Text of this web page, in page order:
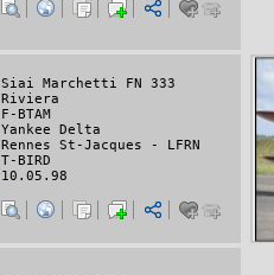
Siai Marchetti FN 333
Riviera
F-BTAM
Yankee Delta
Rennes St-Jacques - LFRN
T-BIRD
10.05.98